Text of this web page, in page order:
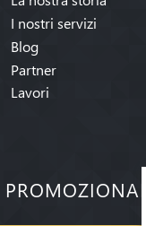
I nostri servizi
Blog
Partner
Lavori